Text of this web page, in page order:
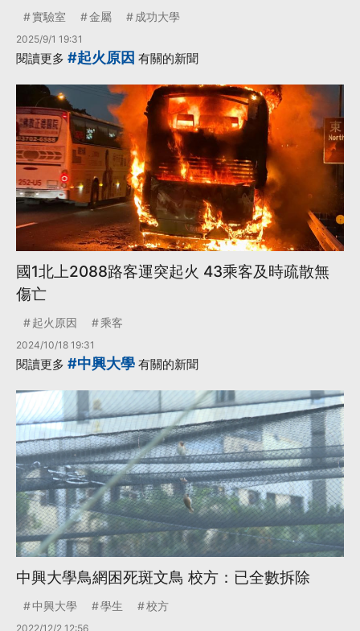
實驗室 金屬 成功大學
2025/9/1 19:31
閱讀更多 #起火原因 有關的新聞
國1北上2088路客運突起火 43乘客及時疏散無
傷亡
起火原因 乘客
2024/10/18 19:31
閱讀更多 #中興大學 有關的新聞
中興大學鳥網困死斑文鳥 校方：已全數拆除
中興大學 學生 校方
2022/12/2 12:56